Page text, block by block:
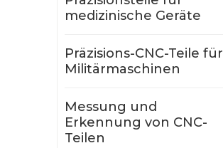
medizinische Geräte
Präzisions-CNC-Teile für
Militärmaschinen
Messung und
Erkennung von CNC-
Teilen